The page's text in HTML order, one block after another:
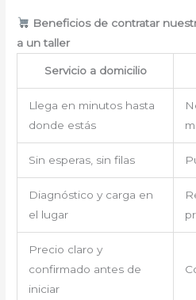
Beneficios de contratar
a un taller
Servicio a domicilio
Llega en minutos hasta
donde estás
Sin esperas, sin filas
Diagnóstico y carga en
el lugar
Precio claro y
confirmado antes de
iniciar